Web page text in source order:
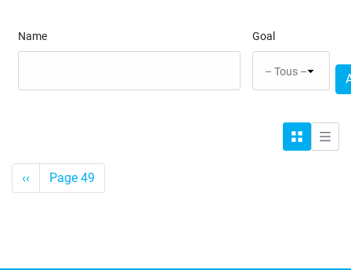
Name Goal
Grille
Pagination
<-
Précédent
‹‹ Page 49